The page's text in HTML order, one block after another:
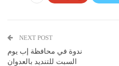
NEXT POST
ندوة في محافظة إب يوم
السبت للتنديد بالعدوان